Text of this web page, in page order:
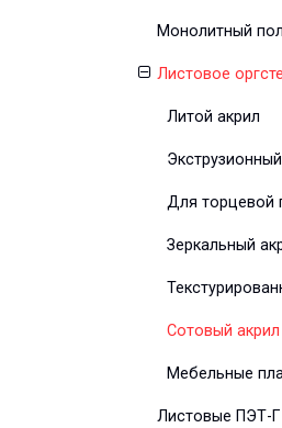
Монолитный
Листовое
Литой акрил
Для торцевой
Зеркальный
Сотовый акрил
Мебельные
Листовые ПЭТ-